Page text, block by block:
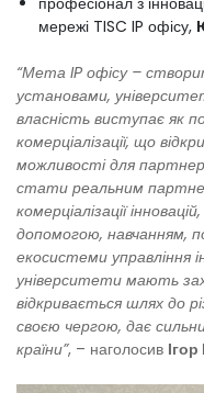
мережі TISC IP офісу,
“Мета IP офісу –
установами,
власність виступає як
комерціалізації, що
можливості для
стати реальним
комерціалізації
допомогою, навчанням,
екосистеми управління
університети мають
відкривається шлях до
своєю чергою, дає
країни”, – наголосив